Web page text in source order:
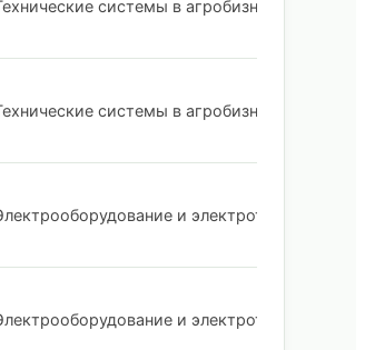
системы в агробизнесе
системы в агробизнесе
и электротехнологии
и электротехнологии